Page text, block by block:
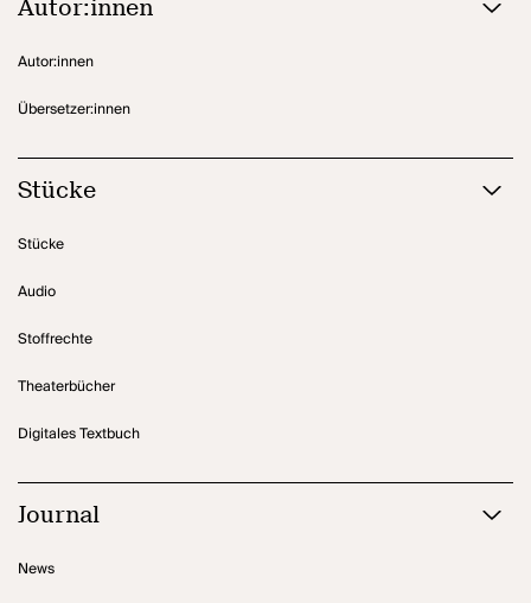
und reißen uns mit in einem tobenden Strom, in dem sich die
aber immer gewaltig und verheerend.“ Serge Cabrol (Encres
Autor:innen
Autor:innen
Übersetzer:innen
Stücke
Stücke
Audio
Stoffrechte
Theaterbücher
Digitales Textbuch
Journal
News